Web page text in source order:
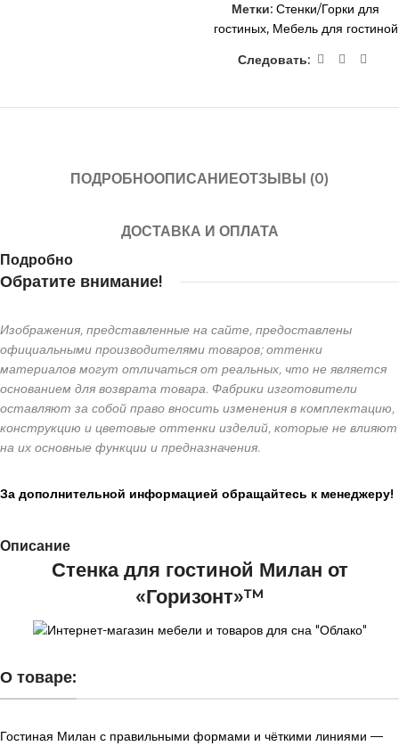
Метки: Стенки/Горки для
гостиных, Мебель для гостиной
Следовать:
ПОДРОБНООПИСАНИЕОТЗЫВЫ (0)
ДОСТАВКА И ОПЛАТА
Подробно
Обратите внимание!
Изображения, представленные на сайте, предоставлены
официальными производителями товаров; оттенки
материалов могут отличаться от реальных, что не является
основанием для возврата товара. Фабрики изготовители
оставляют за собой право вносить изменения в комплектацию,
конструкцию и цветовые оттенки изделий, которые не влияют
на их основные функции и предназначения.
За дополнительной информацией обращайтесь к менеджеру!
Описание
Стенка для гостиной Милан от
«Горизонт»™
О товаре:
Гостиная Милан с правильными формами и чёткими линиями —